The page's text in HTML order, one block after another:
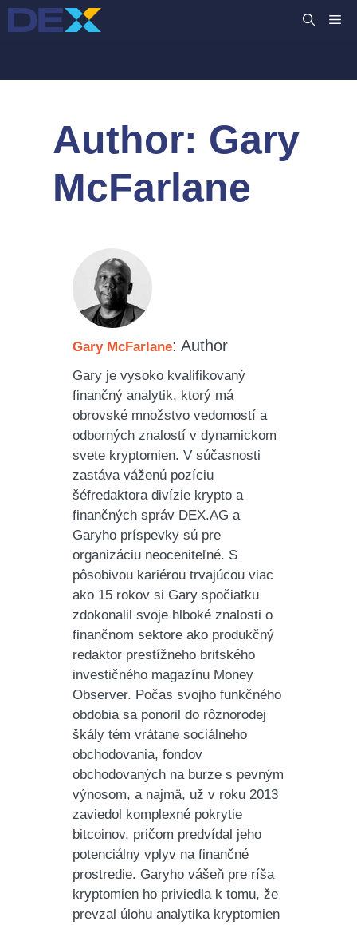
Preskočiť
na
Author: Gary
McFarlane
Gary McFarlane: Author
Gary je vysoko kvalifikovaný
finančný analytik, ktorý má
obrovské množstvo vedomostí a
odborných znalostí v dynamickom
svete kryptomien. V súčasnosti
zastáva váženú pozíciu
šéfredaktora divízie krypto a
finančných správ DEX.AG a
Garyho príspevky sú pre
organizáciu neoceniteľné. S
pôsobivou kariérou trvajúcou viac
ako 15 rokov si Gary spočiatku
zdokonalil svoje hlboké znalosti o
finančnom sektore ako produkčný
redaktor prestížneho britského
investičného magazínu Money
Observer. Počas svojho funkčného
obdobia sa ponoril do rôznorodej
škály tém vrátane sociálneho
obchodovania, fondov
obchodovaných na burze s pevným
výnosom, a najmä, už v roku 2013
zaviedol komplexné pokrytie
bitcoinov, pričom predvídal jeho
potenciálny vplyv na finančné
prostredie. Garyho vášeň pre ríša
kryptomien ho priviedla k tomu, že
prevzal úlohu analytika kryptomien